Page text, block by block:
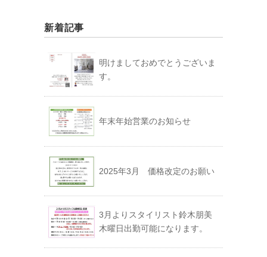
新着記事
明けましておめでとうございま
す。
年末年始営業のお知らせ
2025年3月 価格改定のお願い
3月よりスタイリスト鈴木朋美
木曜日出勤可能になります。